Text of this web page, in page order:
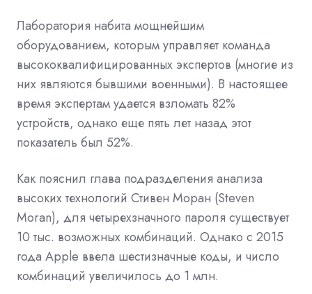
Лаборатория набита мощнейшим
оборудованием, которым управляет команда
высококвалифицированных экспертов (многие из
них являются бывшими военными). В настоящее
время экспертам удается взломать 82%
устройств, однако еще пять лет назад этот
показатель был 52%.
Как пояснил глава подразделения анализа
высоких технологий Стивен Моран (Steven
Moran), для четырехзначного пароля существует
10 тыс. возможных комбинаций. Однако с 2015
года Apple ввела шестизначные коды, и число
комбинаций увеличилось до 1 млн.